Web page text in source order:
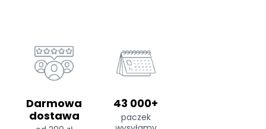
Darmowa
dostawa
43 000+
paczek